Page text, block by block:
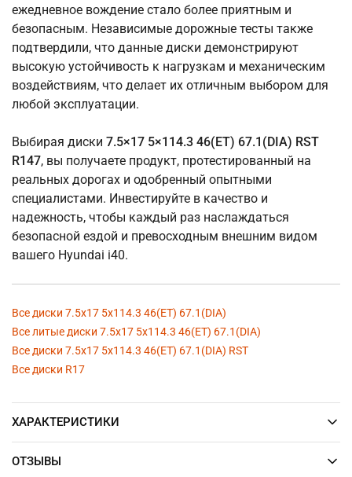
ежедневное вождение стало более приятным и
безопасным. Независимые дорожные тесты также
подтвердили, что данные диски демонстрируют
высокую устойчивость к нагрузкам и механическим
воздействиям, что делает их отличным выбором для
любой эксплуатации.
Выбирая диски 7.5×17 5×114.3 46(ET) 67.1(DIA) RST
R147, вы получаете продукт, протестированный на
реальных дорогах и одобренный опытными
специалистами. Инвестируйте в качество и
надежность, чтобы каждый раз наслаждаться
безопасной ездой и превосходным внешним видом
вашего Hyundai i40.
Все диски 7.5x17 5x114.3 46(ET) 67.1(DIA)
Все литые диски 7.5x17 5x114.3 46(ET) 67.1(DIA)
Все диски 7.5x17 5x114.3 46(ET) 67.1(DIA) RST
Все диски R17
ХАРАКТЕРИСТИКИ
ОТЗЫВЫ